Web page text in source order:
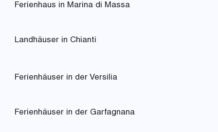
Ferienhaus in Marina di Massa
Landhäuser in Chianti
Ferienhäuser in der Versilia
Ferienhäuser in der Garfagnana